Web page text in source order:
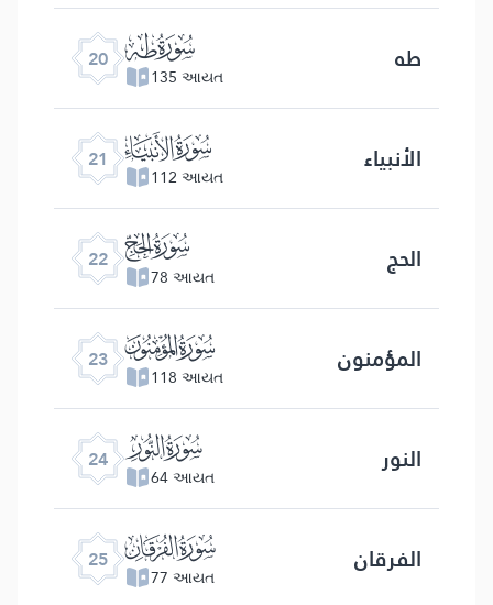
20 ﮠ
135 આયત طه
21 ﮡ
112 આયત الأنبياء
22 ﮢ
78 આયત الحج
23 ﮣ
118 આયત المؤمنون
24 ﮤ
64 આયત النور
25 ﮥ
77 આયત الفرقان